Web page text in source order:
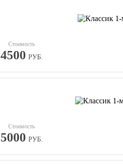
Стоимость
4500 РУБ.
Стоимость
5000 РУБ.